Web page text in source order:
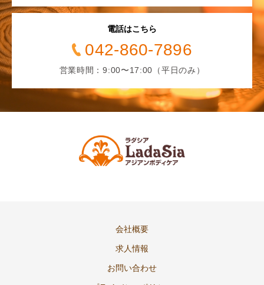
電話はこちら
042-860-7896
営業時間：9:00〜17:00（平日のみ）
会社概要
求人情報
お問い合わせ